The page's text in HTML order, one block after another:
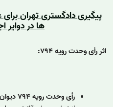
پیگیری دادگستری تهران
ها در دوایر
اثر رأی وحدت رویه ۷۹۴:
رأی وحدت رویه ۷۹۴ دیوان عالی کشور